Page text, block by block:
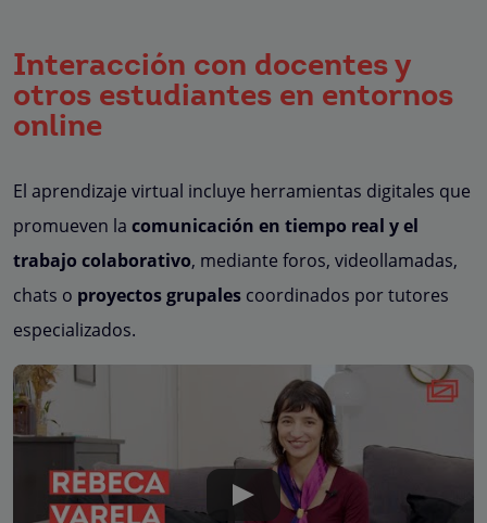
Interacción con docentes y
otros estudiantes en entornos
online
El aprendizaje virtual incluye herramientas digitales que
promueven la comunicación en tiempo real y el
trabajo colaborativo, mediante foros, videollamadas,
chats o proyectos grupales coordinados por tutores
especializados.